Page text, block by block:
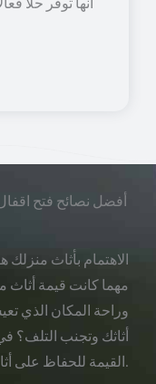
أفضل نصائح فتح
الاهتمام بأثاث منزلك
مهما كانت قيمة أثاث
وراحة المكان الذي
أثاثك وتجنب التلف؟
القيمة للحفاظ على أثاث منزلك بحالة جيدة وتجنب التلف.